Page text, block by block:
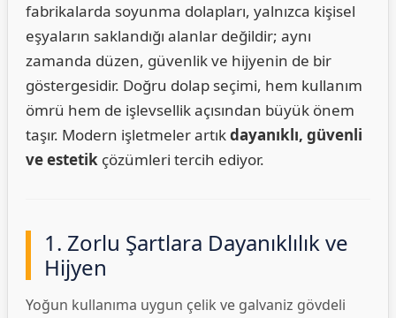
fabrikalarda soyunma dolapları, yalnızca kişisel
eşyaların saklandığı alanlar değildir; aynı
zamanda düzen, güvenlik ve hijyenin de bir
göstergesidir. Doğru dolap seçimi, hem kullanım
ömrü hem de işlevsellik açısından büyük önem
taşır. Modern işletmeler artıkdayanıklı, güvenli
ve estetik çözümleri tercih ediyor.
1. Zorlu Şartlara Dayanıklılık ve
Hijyen
Yoğun kullanıma uygun çelik ve galvaniz gövdeli